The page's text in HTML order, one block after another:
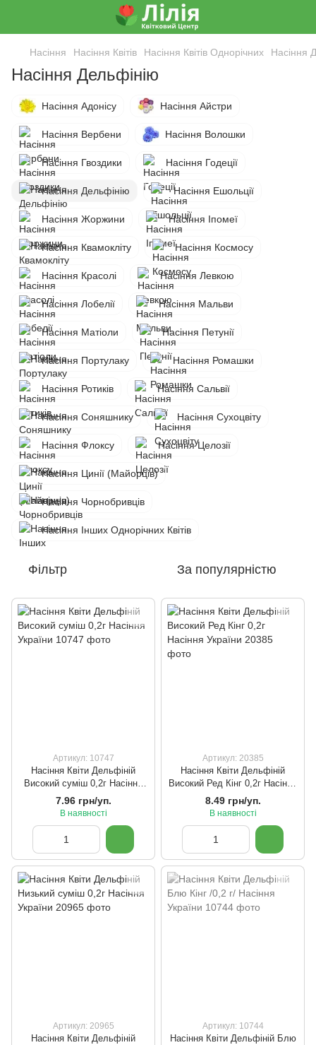
Насіння Насіння Квітів Насіння Квітів Однорічних Насіння
Насіння Дельфінію
Насіння Адонісу Насіння Айстри
Насіння Вербени Насіння Волошки
Насіння Гвоздики Насіння Годеції
Насіння Дельфінію Насіння Ешольції
Насіння Жоржини Насіння Іпомеї
Насіння Квамокліту Насіння Космосу
Насіння Красолі Насіння Левкою
Насіння Лобелії Насіння Мальви
Насіння Матіоли Насіння Петунії
Насіння Портулаку Насіння Ромашки
Насіння Ротиків Насіння Сальвії
Насіння Соняшнику Насіння Сухоцвіту
Насіння Флоксу Насіння Целозії
Насіння Цинії (Майорців)
Насіння Чорнобривців
Насіння Інших Однорічних Квітів
Фільтр За популярністю
Артикул: 10747
Насіння Квіти Дельфіній
Високий суміш 0,2г Насіння
України
7.96 грн/уп.
В наявності
Артикул: 20385
Насіння Квіти Дельфіній
Високий Ред Кінг 0,2г Насіння
України
8.49 грн/уп.
В наявності
Артикул: 20965
Насіння Квіти Дельфіній
Артикул: 10744
Насіння Квіти Дельфіній Блю